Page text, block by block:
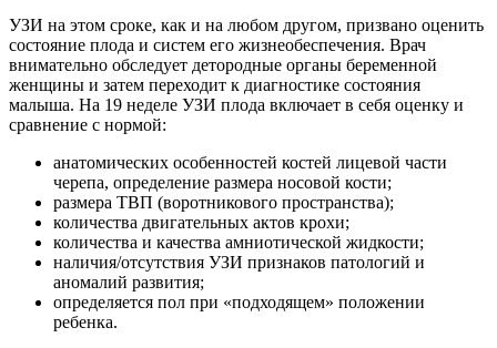
УЗИ на этом сроке, как и на любом другом, призвано оценить
состояние плода и систем его жизнеобеспечения. Врач
внимательно обследует детородные органы беременной
женщины и затем переходит к диагностике состояния
малыша. На 19 неделе УЗИ плода включает в себя оценку и
сравнение с нормой:
анатомических особенностей костей лицевой части
черепа, определение размера носовой кости;
размера ТВП (воротникового пространства);
количества двигательных актов крохи;
количества и качества амниотической жидкости;
наличия/отсутствия УЗИ признаков патологий и
аномалий развития;
определяется пол при «подходящем» положении
ребенка.